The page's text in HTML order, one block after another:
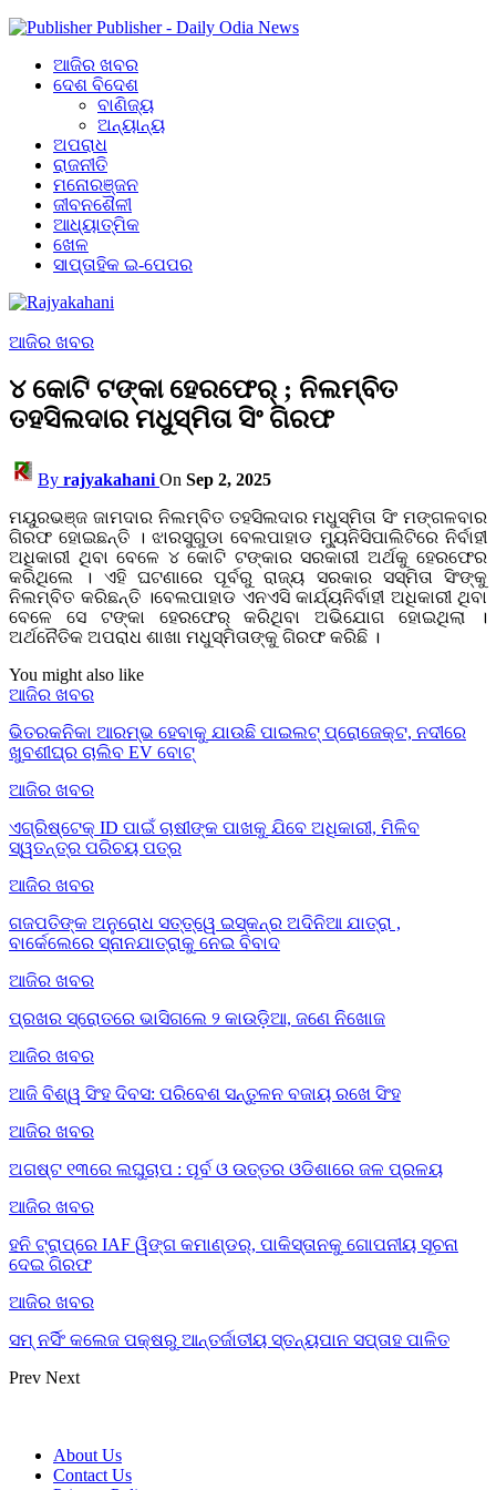
Publisher - Daily Odia News
ଆଜିର ଖବର
ଦେଶ ବିଦେଶ
ବାଣିଜ୍ୟ
ଅନ୍ୟାନ୍ୟ
ଅପରାଧ
ରାଜନୀତି
ମନୋରଞ୍ଜନ
ଜୀବନଶୈଳୀ
ଆଧ୍ୟାତ୍ମିକ
ଖେଳ
ସାପ୍ତାହିକ ଇ-ପେପର
ଆଜିର ଖବର
୪ କୋଟି ଟଙ୍କା ହେରଫେର୍‌ ; ନିଲମ୍ବିତ
ତହସିଲଦାର ମଧୁସ୍ମିତା ସିଂ ଗିରଫ
By rajyakahani On Sep 2, 2025
ମୟୁରଭଞ୍ଜ ଜାମଦାର ନିଲମ୍ବିତ ତହସିଲଦାର ମଧୁସ୍ମିତା ସିଂ ମଙ୍ଗଳବାର
ଗିରଫ ହୋଇଛନ୍ତି । ଝାରସୁଗୁଡା ବେଲପାହାଡ ମ୍ୟୁନିସିପାଲିଟିରେ ନିର୍ବାହୀ
ଅଧିକାରୀ ଥିବା ବେଳେ ୪ କୋଟି ଟଙ୍କାର ସରକାରୀ ଅର୍ଥକୁ ହେରଫେର
କରିଥିଲେ । ଏହି ଘଟଣାରେ ପୂର୍ବରୁ ରାଜ୍ୟ ସରକାର ସସ୍ମିତା ସିଂଙ୍କୁ
ନିଲମ୍ବିତ କରିଛନ୍ତି ।ବେଲପାହାଡ ଏନଏସି କାର୍ଯ୍ୟନିର୍ବାହୀ ଅଧିକାରୀ ଥିବା
ବେଳେ ସେ ଟଙ୍କା ହେରଫେର୍‌ କରିଥିବା ଅଭିଯୋଗ ହୋଇଥିଲା ।
ଅର୍ଥନୈତିକ ଅପରାଧ ଶାଖା ମଧୁସ୍ମିତାଙ୍କୁ ଗିରଫ କରିଛି ।
You might also like
ଆଜିର ଖବର
ଭିତରକନିକା ଆରମ୍ଭ ହେବାକୁ ଯାଉଛି ପାଇଲଟ୍ ପ୍ରୋଜେକ୍ଟ, ନଦୀରେ
ଖୁବଶୀଘ୍ର ଚାଲିବ EV ବୋଟ୍
ଆଜିର ଖବର
ଏଗ୍ରିଷ୍ଟେକ୍ ID ପାଇଁ ଚାଷୀଙ୍କ ପାଖକୁ ଯିବେ ଅଧିକାରୀ, ମିଳିବ
ସ୍ୱତନ୍ତ୍ର ପରିଚୟ ପତ୍ର
ଆଜିର ଖବର
ଗଜପତିଙ୍କ ଅନୁରୋଧ ସତ୍ତ୍ୱେ ଇସ୍କନ୍‌ର ଅଦିନିଆ ଯାତ୍ରା ,
ବାର୍କେଲେରେ ସ୍ନାନଯାତ୍ରାକୁ ନେଇ ବିବାଦ
ଆଜିର ଖବର
ପ୍ରଖର ସ୍ରୋତରେ ଭାସିଗଲେ ୨ କାଉଡ଼ିଆ, ଜଣେ ନିଖୋଜ
ଆଜିର ଖବର
ଆଜି ବିଶ୍ୱ ସିଂହ ଦିବସ: ପରିବେଶ ସନ୍ତୁଳନ ବଜାୟ ରଖେ ସିଂହ
ଆଜିର ଖବର
ଅଗଷ୍ଟ ୧୩ରେ ଲଘୁଚାପ : ପୂର୍ବ ଓ ଉତ୍ତର ଓଡିଶାରେ ଜଳ ପ୍ରଳୟ
ଆଜିର ଖବର
ହନି ଟ୍ରାପ୍‌ରେ IAF ୱିଙ୍ଗ କମାଣ୍ଡର୍, ପାକିସ୍ତାନକୁ ଗୋପନୀୟ ସୂଚନା
ଦେଇ ଗିରଫ
ଆଜିର ଖବର
ସମ୍ ନର୍ସିଂ କଲେଜ ପକ୍ଷରୁ ଆନ୍ତର୍ଜାତୀୟ ସ୍ତନ୍ୟପାନ ସପ୍ତାହ ପାଳିତ
Prev Next
About Us
Contact Us